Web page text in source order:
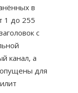
в
1 до 255
с
канал, а
для